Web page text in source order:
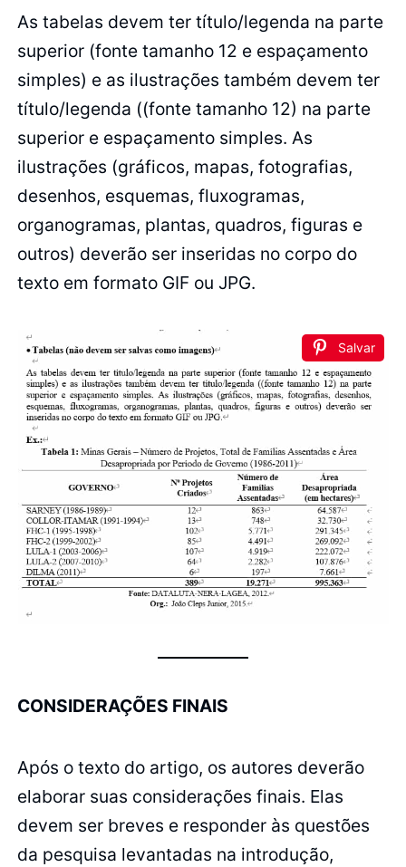
As tabelas devem ter título/legenda na parte
superior (fonte tamanho 12 e espaçamento
simples) e as ilustrações também devem ter
título/legenda ((fonte tamanho 12) na parte
superior e espaçamento simples. As
ilustrações (gráficos, mapas, fotografias,
desenhos, esquemas, fluxogramas,
organogramas, plantas, quadros, figuras e
outros) deverão ser inseridas no corpo do
texto em formato GIF ou JPG.
Salvar
CONSIDERAÇÕES FINAIS
Após o texto do artigo, os autores deverão
elaborar suas considerações finais. Elas
devem ser breves e responder às questões
da pesquisa levantadas na introdução,